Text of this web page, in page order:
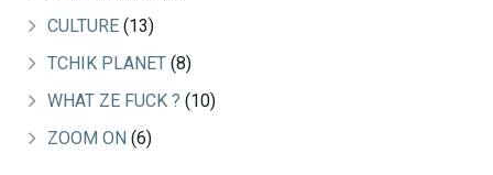
CULTURE (13)
TCHIK PLANET (8)
WHAT ZE FUCK ? (10)
ZOOM ON (6)